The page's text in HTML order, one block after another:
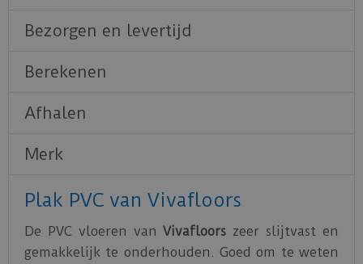
Bezorgen en levertijd
Berekenen
Afhalen
Merk
Plak PVC van Vivafloors
De PVC vloeren vanVivafloors zeer slijtvast en
gemakkelijk te onderhouden. Goed om te weten